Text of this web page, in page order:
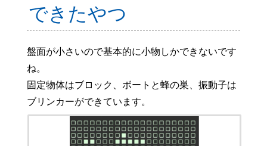
できたやつ
盤面が小さいので基本的に小物しかできないです
ね。
固定物体はブロック、ボートと蜂の巣、振動子は
ブリンカーができています。